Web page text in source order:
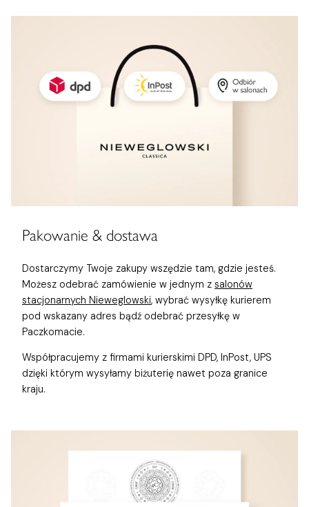
Pakowanie & dostawa
Dostarczymy Twoje zakupy wszędzie tam, gdzie jesteś.
Możesz odebrać zamówienie w jednym z salonów
stacjonarnych Nieweglowski, wybrać wysyłkę kurierem
pod wskazany adres bądź odebrać przesyłkę w
Paczkomacie.
Współpracujemy z firmami kurierskimi DPD, InPost, UPS
dzięki którym wysyłamy biżuterię nawet poza granice
kraju.